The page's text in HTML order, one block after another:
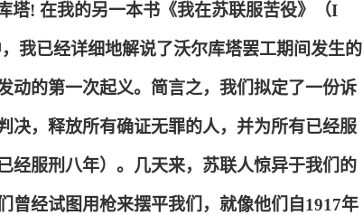
塔! 在我的另一本书《我在苏联服苦役》（I
我已经详细地解说了沃尔库塔罢工期间发生的
动的第一次起义。简言之，我们拟定了一份诉
决，释放所有确证无罪的人，并为所有已经服
经服刑八年）。几天来，苏联人惊异于我们的
曾经试图用枪来摆平我们，就像他们自 1917年